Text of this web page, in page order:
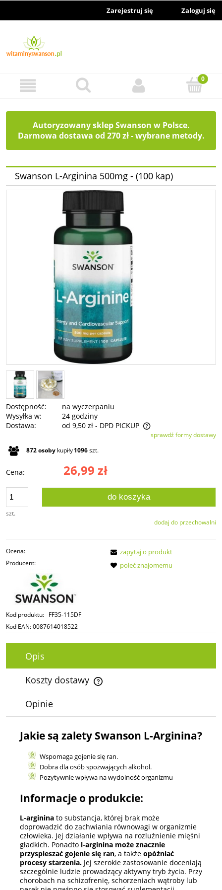
Zarejestruj się Zaloguj się
Autoryzowany sklep Swanson w Polsce.
Darmowa dostawa od 270 zł - wybrane metody.
Swanson L-Arginina 500mg - (100 kap)
Dostępność:
na wyczerpaniu
Wysyłka w:
24 godziny
Dostawa:
od 9,50 zł - DPD PICKUP
Cena nie zawiera ewentualnych kosztów płatnościsprawdź formy dostawy
872osoby kupiły1096szt.
Cena: 26,99 zł
szt.
do koszyka
dodaj do przechowalni
Ocena:
Producent:
Kod produktu: FF35-115DF
Kod EAN:0087614018522
zapytaj o produkt
poleć znajomemu
Opis
Koszty dostawy
Cena nie zawiera ewentualnych kosztów płatności
Opinie
Jakie są zalety Swanson L-Arginina?
Wspomaga gojenie się ran.
Dobra dla osób spożwających alkohol.
Pozytywnie wpływa na wydolność organizmu
Informacje o produkcie:
L-arginina to substancja, której brak może
doprowadzić do zachwiania równowagi w organizmie
człowieka. Jej działanie wpływa na rozluźnienie mięśni
gładkich. Ponadto l-arginina może znacznie
przyspieszać gojenie się ran, a także opóźniać
procesy starzenia. Jej szerokie zastosowanie doceniają
szczególnie ludzie prowadzący aktywny tryb życia. Przy
chorobach na schizofrenię, schorzeniach wątroby lub